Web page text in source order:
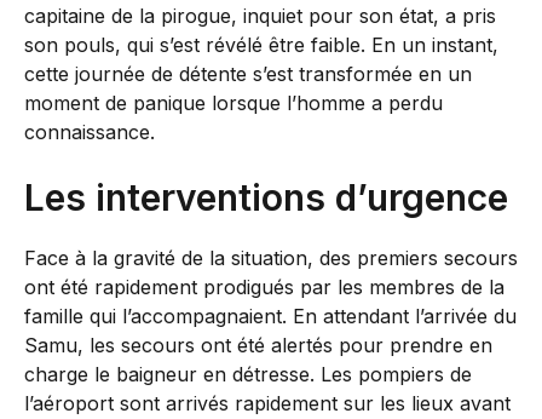
capitaine de la pirogue, inquiet pour son état, a pris
son pouls, qui s’est révélé être faible. En un instant,
cette journée de détente s’est transformée en un
moment de panique lorsque l’homme a perdu
connaissance.
Les interventions d’urgence
Face à la gravité de la situation, des premiers secours
ont été rapidement prodigués par les membres de la
famille qui l’accompagnaient. En attendant l’arrivée du
Samu, les secours ont été alertés pour prendre en
charge le baigneur en détresse. Les pompiers de
l’aéroport sont arrivés rapidement sur les lieux avant